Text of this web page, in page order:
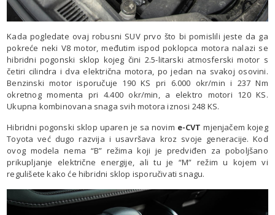
Kada pogledate ovaj robusni SUV prvo što bi pomislili jeste da ga
pokreće neki V8 motor, međutim ispod poklopca motora nalazi se
hibridni pogonski sklop kojeg čini 2.5-litarski atmosferski motor s
četiri cilindra i dva električna motora, po jedan na svakoj osovini.
Benzinski motor isporučuje 190 KS pri 6.000 okr/min i 237 Nm
okretnog momenta pri 4.400 okr/min, a elektro motori 120 KS.
Ukupna kombinovana snaga svih motora iznosi 248 KS.
Hibridni pogonski sklop uparen je sa novim e-CVT mjenjačem kojeg
Toyota već dugo razvija i usavršava kroz svoje generacije. Kod
ovog modela nema “B” režima koji je predviđen za poboljšano
prikupljanje električne energije, ali tu je “M” režim u kojem vi
regulišete kako će hibridni sklop isporučivati snagu.